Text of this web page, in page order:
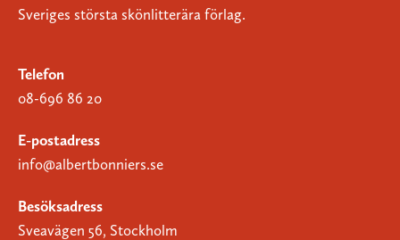
Sveriges största skönlitterära förlag.
Telefon
08-696 86 20
E-postadress
info@albertbonniers.se
Besöksadress
Sveavägen 56, Stockholm